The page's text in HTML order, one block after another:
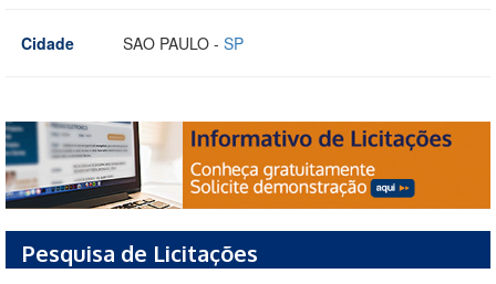
Cidade SAO PAULO - SP
Pesquisa de Licitações